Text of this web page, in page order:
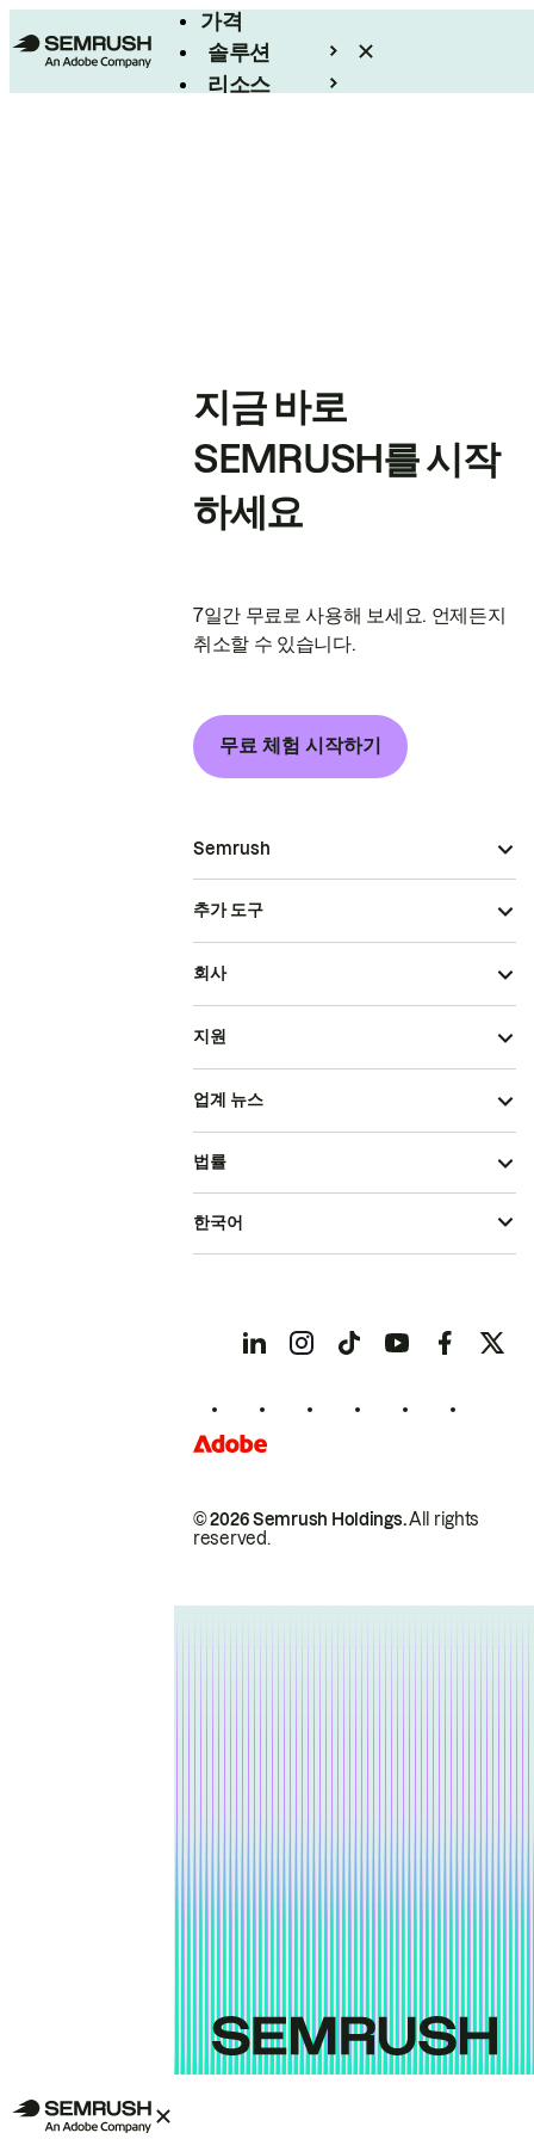
가격
솔루션
리소스
지금 바로
SEMRUSH를 시작
하세요
7일간 무료로 사용해 보세요. 언제든지
취소할 수 있습니다.
무료 체험 시작하기
Semrush
추가 도구
회사
지원
업계 뉴스
© 2026 Semrush Holdings.All rights
reserved.
법률
한국어